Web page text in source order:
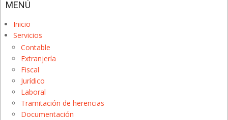
MENÚ
Inicio
Servicios
Contable
Extranjería
Fiscal
Jurídico
Laboral
Tramitación de herencias
Documentación